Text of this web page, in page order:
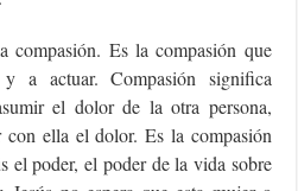
Es la compasión que
a actuar. Compasión significa
el dolor de la otra persona,
ella el dolor. Es la compasión
el poder, el poder de la vida sobre